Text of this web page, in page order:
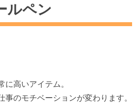
ルペン
高いアイテム。
事のモチベーションが変わります。